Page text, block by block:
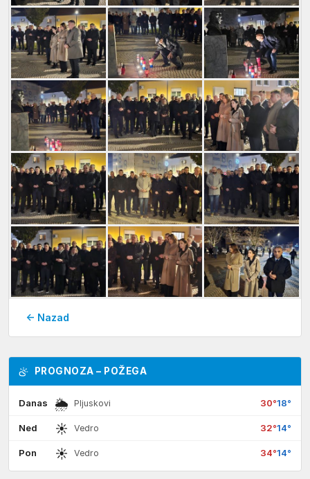
← Nazad
PROGNOZA – POŽEGA
Danas 🌦 Pljuskovi 30°18°
Ned ☀ Vedro 32°14°
Pon ☀ Vedro 34°14°